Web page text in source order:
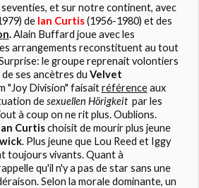
et sur notre continent, avec
de Ian Curtis(1956-1980) et des
.Alain Buffard joue avec les
arrangements reconstituent au tout
le groupe reprenait volontiers
de ses ancètres du Velvet
"Joy Division" faisaitréférenceaux
desexuellen Hörigkeit par les
à coup on ne rit plus. Oublions.
Curtischoisit de mourir plus jeune
. Plus jeune que Lou Reed et Iggy
toujours vivants. Quant à
qu'il n'y a pas de star sans une
Selon la morale dominante, un